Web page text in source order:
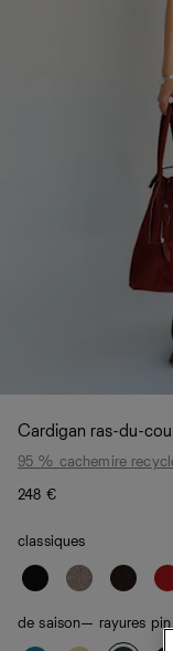
Cardigan ras-du-
95 % cachemire
248 €
classiques
de saison— rayures